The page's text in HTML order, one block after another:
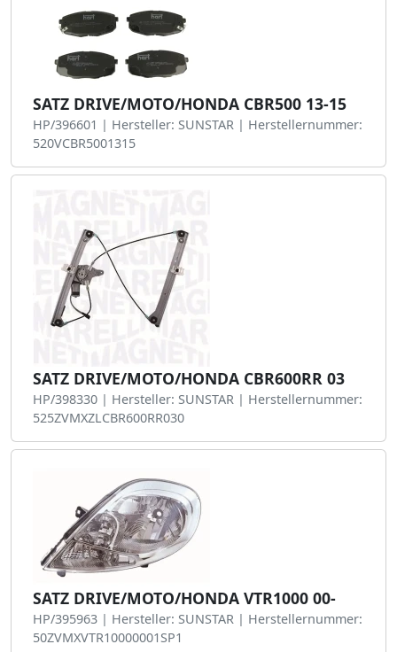
SATZ DRIVE/MOTO/HONDA CBR500 13-15
HP/396601 | Hersteller: SUNSTAR | Herstellernummer:
520VCBR5001315
SATZ DRIVE/MOTO/HONDA CBR600RR 03
HP/398330 | Hersteller: SUNSTAR | Herstellernummer:
525ZVMXZLCBR600RR030
SATZ DRIVE/MOTO/HONDA VTR1000 00-
HP/395963 | Hersteller: SUNSTAR | Herstellernummer:
50ZVMXVTR10000001SP1